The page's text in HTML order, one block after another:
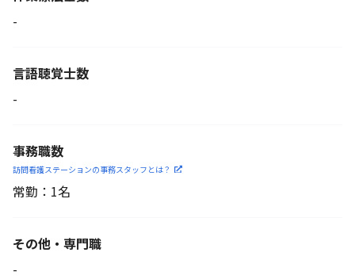
-
言語聴覚士数
-
事務職数
訪問看護ステーションの事務スタッフとは？
常勤：1名
その他・専門職
-